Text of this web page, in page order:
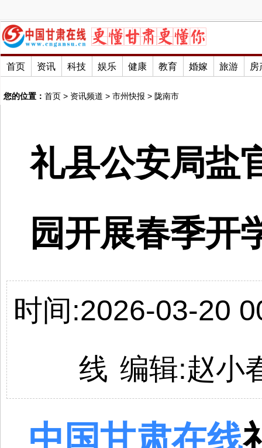
首页 资讯 科技 娱乐 健康 教育 婚嫁 旅游 房
您的位置： 首页 > 资讯频道 > 市州快报 > 陇南市
礼县公安局盐
园开展春季开
时间:2026-03-20
线 编辑:赵小
中国甘肃在线